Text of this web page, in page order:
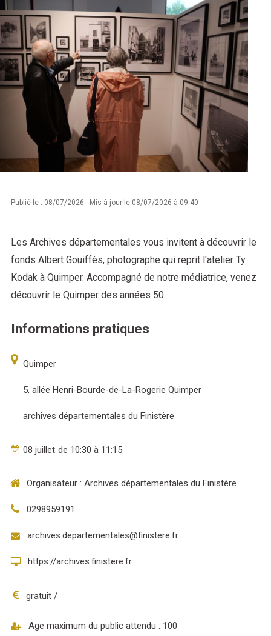
BREZHONEG
Publié le : 08/07/2026 - Mis à jour le 08/07/2026 à 09:40
Les Archives départementales vous invitent à découvrir le
fonds Albert Gouiffès, photographe qui reprit l'atelier Ty
Kodak à Quimper. Accompagné de notre médiatrice, venez
découvrir le Quimper des années 50.
Informations pratiques
Quimper
5, allée Henri-Bourde-de-La-Rogerie Quimper
archives départementales du Finistère
08 juillet de 10:30 à 11:15
Organisateur : Archives départementales du Finistère
0298959191
archives.departementales@finistere.fr
https://archives.finistere.fr
gratuit /
Age maximum du public attendu : 100